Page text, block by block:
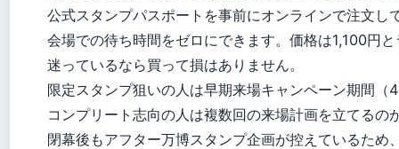
公式スタンプパスポートを事前にオンラインで注文し
会場での待ち時間をゼロにできます。価格は1,100円
迷っているなら買って損はありません。
限定スタンプ狙いの人は早期来場キャンペーン期間（
コンプリート志向の人は複数回の来場計画を立てるの
閉幕後もアフター万博スタンプ企画が控えているため